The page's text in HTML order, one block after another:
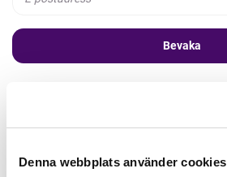
Denna webbplats använder cookies
Bevaka
Beställningsvara